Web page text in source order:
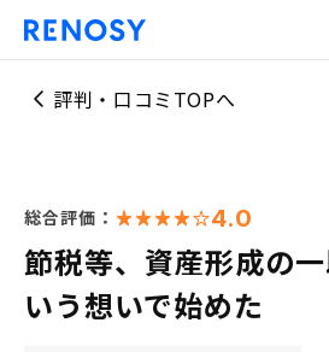
評判・口コミTOPへ
総合評価： 4.0
節税等、資産形成の
いう想いで始めた